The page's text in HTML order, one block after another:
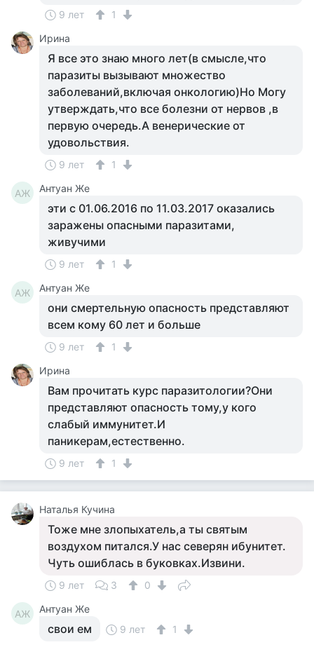
9 лет
1
Ирина
Я все это знаю много лет(в смысле,что
паразиты вызывают множество
заболеваний,включая онкологию)Но Могу
утверждать,что все болезни от нервов ,в
первую очередь.А венерические от
удовольствия.
9 лет 1
АЖ Антуан Же
эти с 01.06.2016 по 11.03.2017 оказались
заражены опасными паразитами,
живучими
9 лет 1
АЖ Антуан Же
они смертельную опасность представляют
всем кому 60 лет и больше
9 лет
1
Ирина
Вам прочитать курс паразитологии?Они
представляют опасность тому,у кого
слабый иммунитет.И
паникерам,естественно.
9 лет 1
Наталья Кучина
Тоже мне злопыхатель,а ты святым
воздухом питался.У нас северян ибунитет.
Чуть ошиблась в буковках.Извини.
9 лет 3 0
АЖ Антуан Же
свои ем 9 лет 1